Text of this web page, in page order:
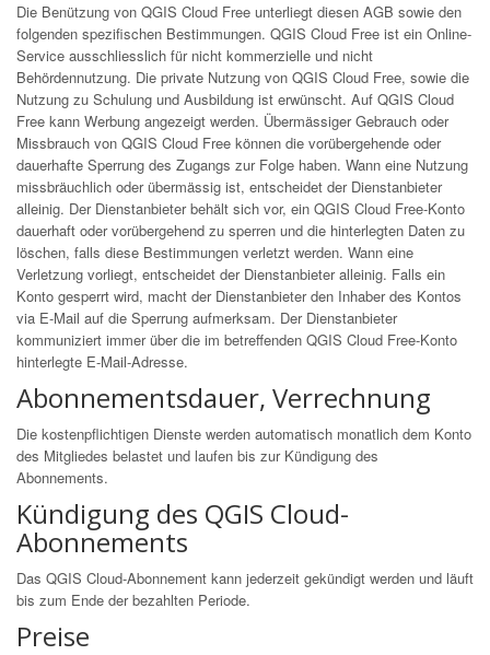
Die Benützung von QGIS Cloud Free unterliegt diesen AGB sowie den
folgenden spezifischen Bestimmungen. QGIS Cloud Free ist ein Online-
Service ausschliesslich für nicht kommerzielle und nicht
Behördennutzung. Die private Nutzung von QGIS Cloud Free, sowie die
Nutzung zu Schulung und Ausbildung ist erwünscht. Auf QGIS Cloud
Free kann Werbung angezeigt werden. Übermässiger Gebrauch oder
Missbrauch von QGIS Cloud Free können die vorübergehende oder
dauerhafte Sperrung des Zugangs zur Folge haben. Wann eine Nutzung
missbräuchlich oder übermässig ist, entscheidet der Dienstanbieter
alleinig. Der Dienstanbieter behält sich vor, ein QGIS Cloud Free-Konto
dauerhaft oder vorübergehend zu sperren und die hinterlegten Daten zu
löschen, falls diese Bestimmungen verletzt werden. Wann eine
Verletzung vorliegt, entscheidet der Dienstanbieter alleinig. Falls ein
Konto gesperrt wird, macht der Dienstanbieter den Inhaber des Kontos
via E-Mail auf die Sperrung aufmerksam. Der Dienstanbieter
kommuniziert immer über die im betreffenden QGIS Cloud Free-Konto
hinterlegte E-Mail-Adresse.
Abonnementsdauer, Verrechnung
Die kostenpflichtigen Dienste werden automatisch monatlich dem Konto
des Mitgliedes belastet und laufen bis zur Kündigung des
Abonnements.
Kündigung des QGIS Cloud-
Abonnements
Das QGIS Cloud-Abonnement kann jederzeit gekündigt werden und läuft
bis zum Ende der bezahlten Periode.
Preise